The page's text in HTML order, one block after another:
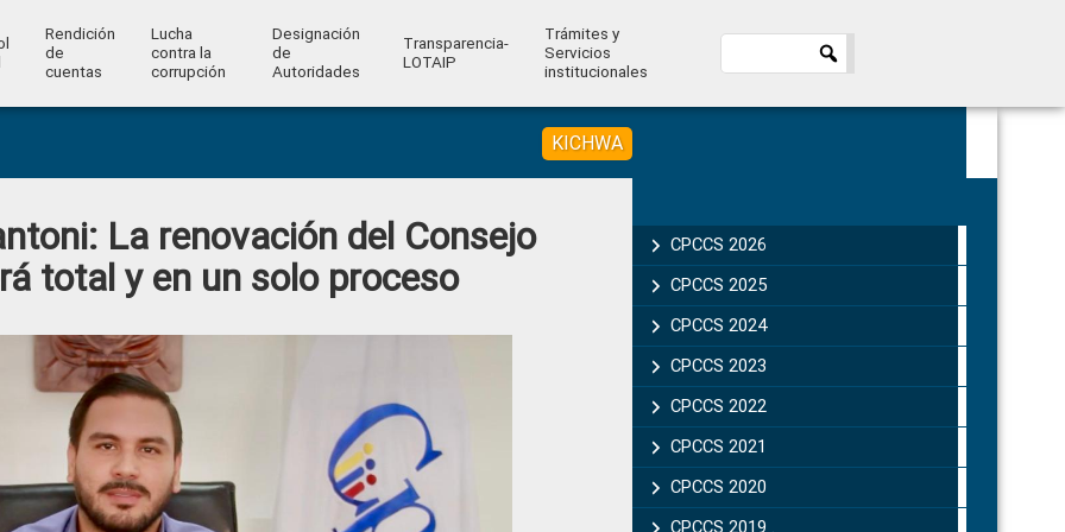
Rendición
de
cuentas
Lucha
contra la
corrupción
Designación
de
Autoridades
Transparencia-
LOTAIP
Trámites y
Servicios
institucionales
KICHWA
La renovación del Consejo
total y en un solo proceso
Sidebar
CPCCS 2026
CPCCS 2025
CPCCS 2024
CPCCS 2023
CPCCS 2022
CPCCS 2021
CPCCS 2020
CPCCS 2019 .